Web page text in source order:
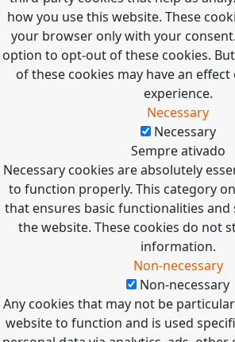
how you use this website. These
your browser only with your
option to opt-out of these cookies.
of these cookies may have an
experience.
Necessary
Necessary
Sempre ativado
Necessary cookies are absolutely
to function properly. This category
that ensures basic functionalities
the website. These cookies do not
information.
Non-necessary
Non-necessary
Any cookies that may not be
website to function and is used